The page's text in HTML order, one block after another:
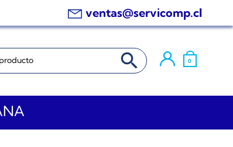
ventas@servicomp.cl
BOTÓN DE BÚSQUEDA
0